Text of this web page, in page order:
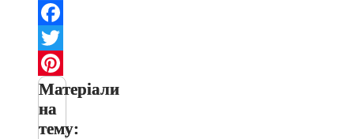
Facebook
Twitter
Pinterest
Матеріали
на
тему: